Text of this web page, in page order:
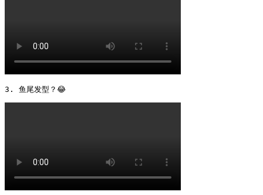
3. 鱼尾发型？😂